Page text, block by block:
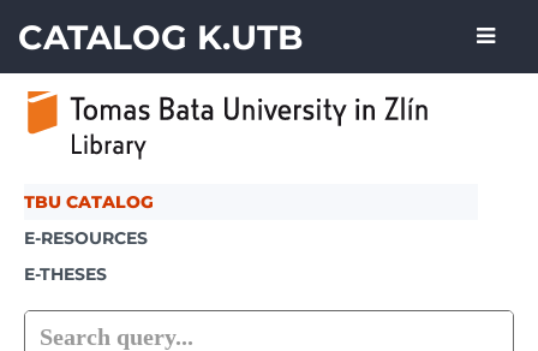
CATALOG K.UTB
TBU CATALOG
E-RESOURCES
E-THESES